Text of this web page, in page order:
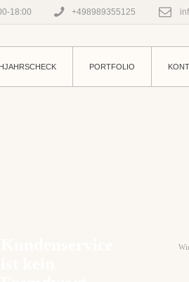
18:00 +498989355125
PORTFOLIO
Wir